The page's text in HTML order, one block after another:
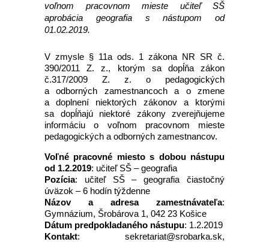
voľnom pracovnom mieste učiteľ SŠ
aprobácia geografia s nástupom od
01.02.2019.
V zmysle § 11a ods. 1 zákona NR SR č.
390/2011 Z. z., ktorým sa dopĺňa zákon
č.317/2009 Z. z. o pedagogických
a odborných zamestnancoch a o zmene
a doplnení niektorých zákonov a ktorými
sa dopĺňajú niektoré zákony zverejňujeme
informáciu o voľnom pracovnom mieste
pedagogických a odborných zamestnancov.
Voľné pracovné miesto s dobou nástupu
od 1.2.2019: učiteľ SŠ – geografia
Pozícia: učiteľ SŠ – geografia čiastočný
úväzok – 6 hodín týždenne
Názov a adresa zamestnávateľa:
Gymnázium, Šrobárova 1, 042 23 Košice
Dátum predpokladaného nástupu: 1.2.2019
Kontakt: sekretariat@srobarka.sk,